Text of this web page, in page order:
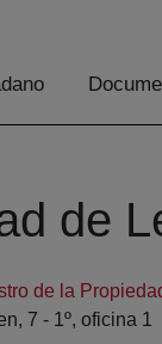
de
de la
7 - 1º, oficina 1